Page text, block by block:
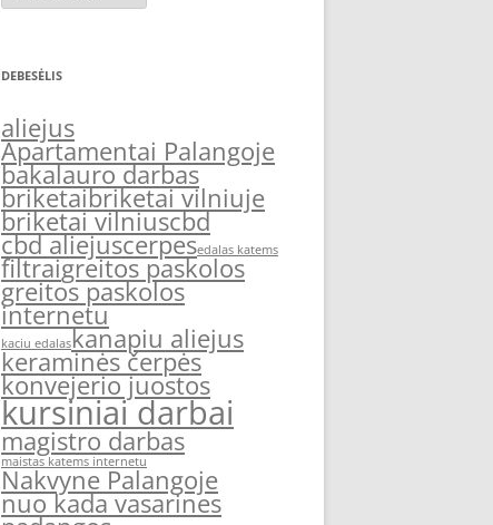
DEBESĖLIS
aliejus
Apartamentai Palangoje
bakalauro darbas
briketaibriketai vilniuje
briketai vilniuscbd
cbd aliejuscerpesedalas katems
filtraigreitos paskolos
greitos paskolos
internetu
kaciu edalaskanapiu aliejus
keraminės čerpės
konvejerio juostos
kursiniai darbai
magistro darbas
maistas katems internetu
Nakvyne Palangoje
nuo kada vasarines